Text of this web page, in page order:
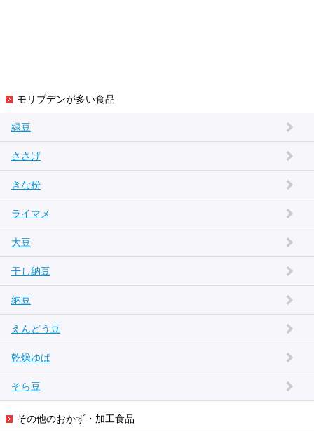
モリブデンが多い食品
緑豆
ささげ
きな粉
ライマメ
大豆
干し納豆
納豆
えんどう豆
乾燥ゆば
そら豆
その他のおかず・加工食品